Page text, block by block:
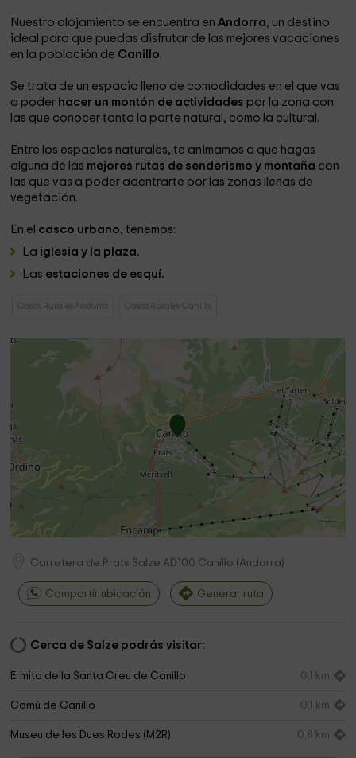
Nuestro alojamiento se encuentra enAndorra, un destino
ideal para que puedas disfrutar de las mejores vacaciones
en la población de Canillo.
Se trata de un espacio lleno de comodidades en el que vas
a poder hacer un montón de actividades por la zona con
las que conocer tanto la parte natural, como la cultural.
Entre los espacios naturales, te animamos a que hagas
alguna de las mejores rutas de senderismo y montaña con
las que vas a poder adentrarte por las zonas llenas de
vegetación.
En el casco urbano, tenemos:
La iglesia y la plaza.
Las estaciones de esquí.
Casas Rurales Andorra Casas Rurales Canillo
Carretera de Prats Salze AD100 Canillo (Andorra)
Compartir ubicación Generar ruta
Cerca de Salze podrás visitar:
Ermita de la Santa Creu de Canillo 0,1 km
Comú de Canillo 0,1 km
Museu de les Dues Rodes (M2R) 0,8 km